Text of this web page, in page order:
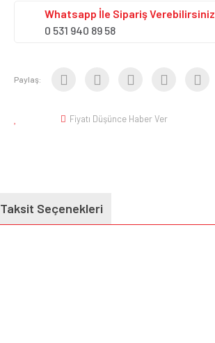
Whatsapp İle Sipariş Verebilirsiniz
0 531 940 89 58
Paylaş:
Fiyatı Düşünce Haber Ver
Taksit Seçenekleri